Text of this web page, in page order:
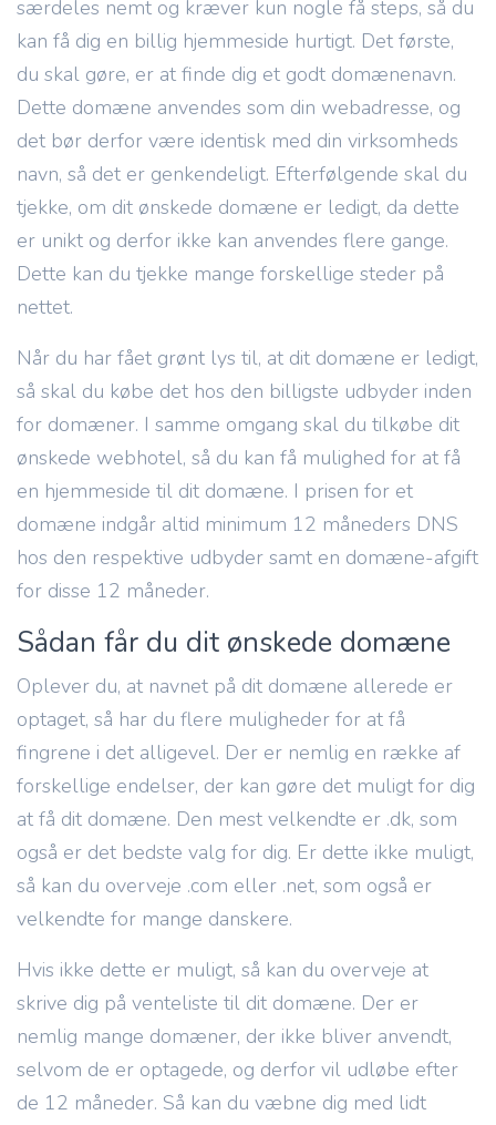
særdeles nemt og kræver kun nogle få steps, så du
kan få dig en billig hjemmeside hurtigt. Det første,
du skal gøre, er at finde dig et godt domænenavn.
Dette domæne anvendes som din webadresse, og
det bør derfor være identisk med din virksomheds
navn, så det er genkendeligt. Efterfølgende skal du
tjekke, om dit ønskede domæne er ledigt, da dette
er unikt og derfor ikke kan anvendes flere gange.
Dette kan du tjekke mange forskellige steder på
nettet.
Når du har fået grønt lys til, at dit domæne er ledigt,
så skal du købe det hos den billigste udbyder inden
for domæner. I samme omgang skal du tilkøbe dit
ønskede webhotel, så du kan få mulighed for at få
en hjemmeside til dit domæne. I prisen for et
domæne indgår altid minimum 12 måneders DNS
hos den respektive udbyder samt en domæne-afgift
for disse 12 måneder.
Sådan får du dit ønskede domæne
Oplever du, at navnet på dit domæne allerede er
optaget, så har du flere muligheder for at få
fingrene i det alligevel. Der er nemlig en række af
forskellige endelser, der kan gøre det muligt for dig
at få dit domæne. Den mest velkendte er .dk, som
også er det bedste valg for dig. Er dette ikke muligt,
så kan du overveje .com eller .net, som også er
velkendte for mange danskere.
Hvis ikke dette er muligt, så kan du overveje at
skrive dig på venteliste til dit domæne. Der er
nemlig mange domæner, der ikke bliver anvendt,
selvom de er optagede, og derfor vil udløbe efter
de 12 måneder. Så kan du væbne dig med lidt